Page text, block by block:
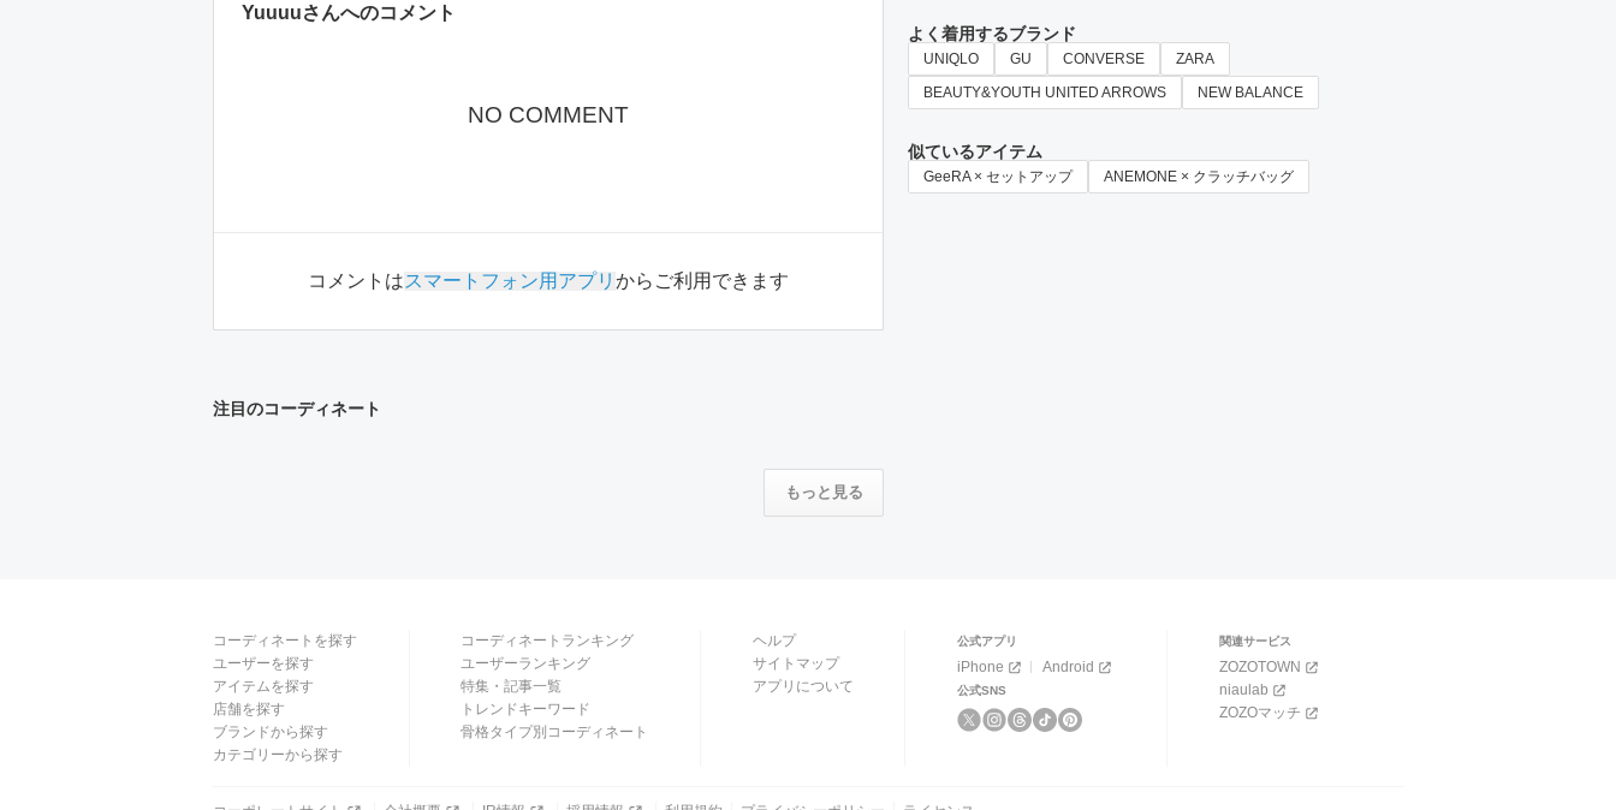
Yuuuuさんへのコメント
NO COMMENT
コメントはスマートフォン用アプリ からご利用できます
よく着用するブランド
UNIQLO GU CONVERSE
ZARA
BEAUTY&YOUTH UNITED ARROWS
NEW BALANCE
似ているアイテム
GeeRA × セットアップ ANEMONE × クラッチバッグ
注目のコーディネート
もっと見る
コーディネートを探す
ユーザーを探す
アイテムを探す
店舗を探す
ブランドから探す
カテゴリーから探す
コーディネートランキング
ユーザーランキング
特集・記事一覧
トレンドキーワード
骨格タイプ別コーディネート
ヘルプ
サイトマップ
アプリについて
公式アプリ
iPhone Android
公式SNS
関連サービス
ZOZOTOWN
niaulab
ZOZOマッチ